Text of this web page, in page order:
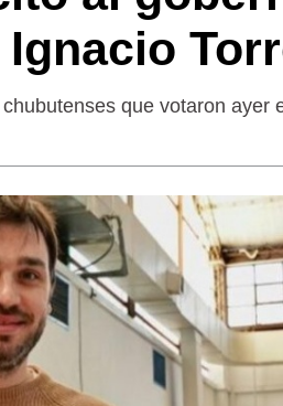
que votaron ayer